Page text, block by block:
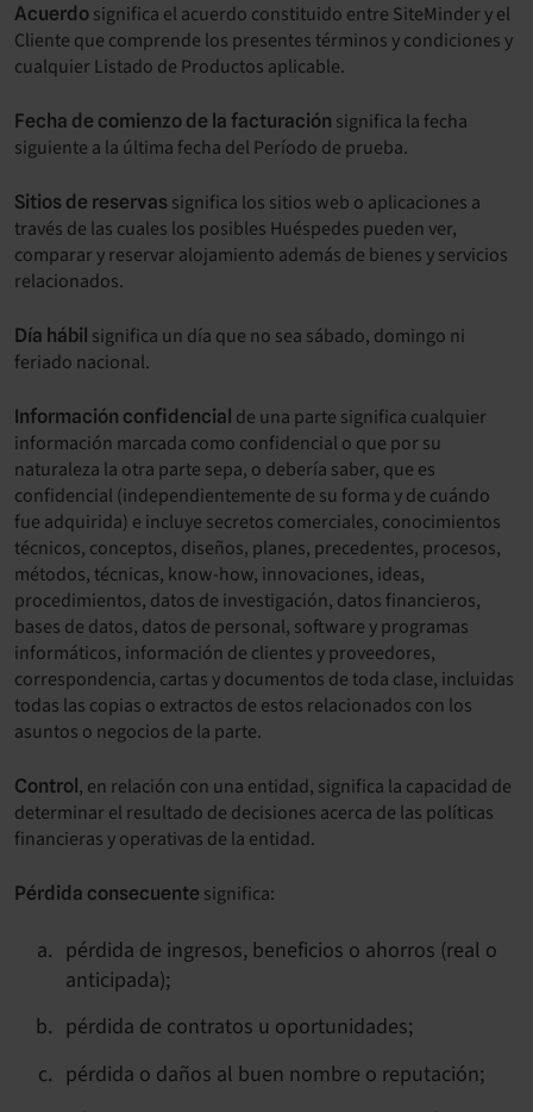
Acuerdo significa el acuerdo constituido entre SiteMinder y el
Cliente que comprende los presentes términos y condiciones y
cualquier Listado de Productos aplicable.
Fecha de comienzo de la facturación significa la fecha
siguiente a la última fecha del Período de prueba.
Sitios de reservas significa los sitios web o aplicaciones a
través de las cuales los posibles Huéspedes pueden ver,
comparar y reservar alojamiento además de bienes y servicios
relacionados.
Día hábil significa un día que no sea sábado, domingo ni
feriado nacional.
Información confidencial de una parte significa cualquier
información marcada como confidencial o que por su
naturaleza la otra parte sepa, o debería saber, que es
confidencial (independientemente de su forma y de cuándo
fue adquirida) e incluye secretos comerciales, conocimientos
técnicos, conceptos, diseños, planes, precedentes, procesos,
métodos, técnicas, know-how, innovaciones, ideas,
procedimientos, datos de investigación, datos financieros,
bases de datos, datos de personal, software y programas
informáticos, información de clientes y proveedores,
correspondencia, cartas y documentos de toda clase, incluidas
todas las copias o extractos de estos relacionados con los
asuntos o negocios de la parte.
Control, en relación con una entidad, significa la capacidad de
determinar el resultado de decisiones acerca de las políticas
financieras y operativas de la entidad.
Pérdida consecuente significa:
pérdida de ingresos, beneficios o ahorros (real o
anticipada);
pérdida de contratos u oportunidades;
pérdida o daños al buen nombre o reputación;